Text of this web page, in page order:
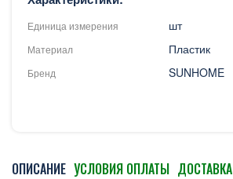
Единица измерения шт
Материал Пластик
Бренд SUNHOME
ОПИСАНИЕ УСЛОВИЯ ОПЛАТЫ ДОСТАВКА